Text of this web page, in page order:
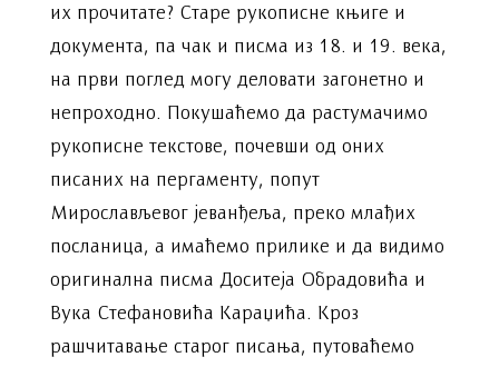
их прочитате? Старе рукописне књиге и
документа, па чак и писма из 18. и 19. века,
на први поглед могу деловати загонетно и
непроходно. Покушаћемо да растумачимо
рукописне текстове, почевши од оних
писаних на пергаменту, попут
Мирослављевог јеванђеља, преко млађих
посланица, а имаћемо прилике и да видимо
оригинална писма Доситеја Обрадовића и
Вука Стефановића Караџића. Кроз
рашчитавање старог писања, путоваћемо